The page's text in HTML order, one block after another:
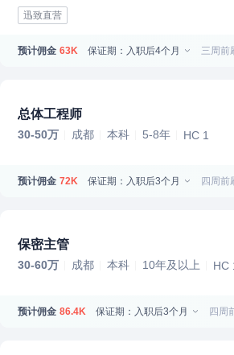
迅致直营
预计佣金 63K 保证期：入职后4个月 三周前
总体工程师
30-50万 成都 本科 5-8年 HC 1
预计佣金 72K 保证期：入职后3个月 四周前
保密主管
30-60万 成都 本科 10年及以上 HC
预计佣金 86.4K 保证期：入职后3个月 四周